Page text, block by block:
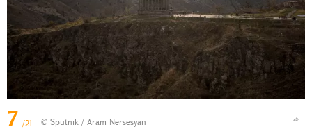
7 /21 © Sputnik / Aram Nersesyan